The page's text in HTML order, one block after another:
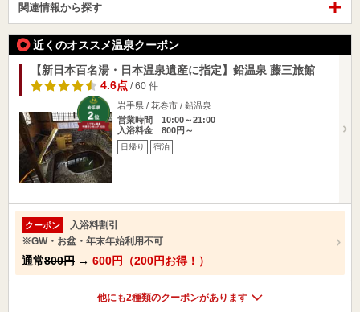
関連情報から探す
近くのオススメ温泉クーポン
【新日本百名湯・日本温泉遺産に指定】鉛温泉 藤三旅館
4.6点/ 60 件
岩手県 / 花巻市 / 鉛温泉
営業時間 10:00～21:00
入浴料金 800円～
日帰り 宿泊
クーポン
入浴料割引
※GW・お盆・年末年始利用不可
通常800円 → 600円（200円お得！）
他にも2種類のクーポンがあります